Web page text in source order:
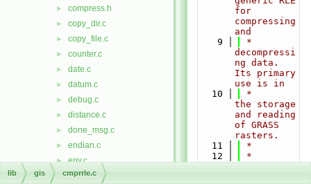
► compress.h
► copy_dir.c
► copy_file.c
► counter.c
► date.c
► datum.c
► debug.c
► distance.c
► done_msg.c
► endian.c
► env.c
► error.c
for
compressing
and
    9
*
decompressi
ng data.
Its primary
use is in
   10
*
the storage
and reading
of GRASS
rasters.
   11
*
   12
*
lib gis cmprrle.c